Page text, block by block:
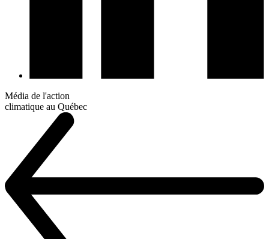
Média de l'action
climatique au Québec